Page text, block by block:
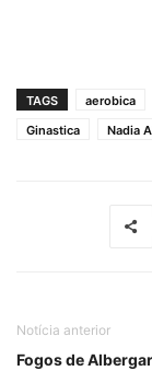
TAGS aerobica
Ginastica
Nadia
Notícia anterior
Fogos de